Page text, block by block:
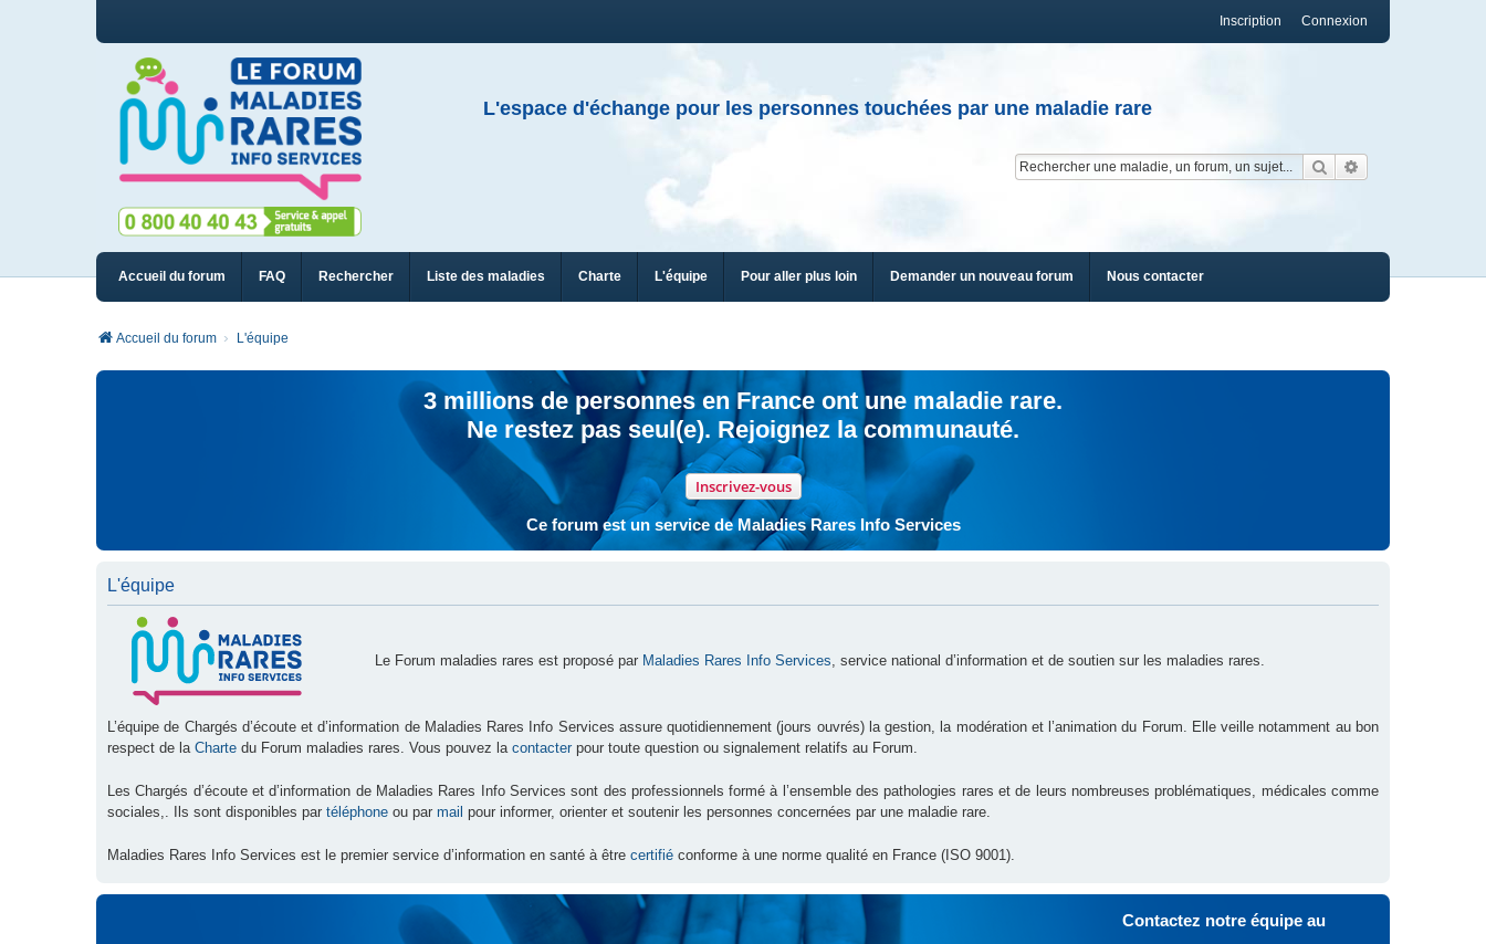
Connexion
Inscription
L'espace d'échange pour les personnes touchées par une maladie rare
Rechercher
Accueil du forum FAQ Rechercher Liste des maladies Charte L'équipe Pour aller plus loin Demander un nouveau forum Nous contacter
Accueil du forum L'équipe
3 millions de personnes en France ont une maladie rare.
Ne restez pas seul(e). Rejoignez la communauté.
Inscrivez-vous
Ce forum est un service de Maladies Rares Info Services
L'équipe
Le Forum maladies rares est proposé par Maladies Rares Info Services, service national d’information et de soutien sur les maladies rares.
L’équipe de Chargés d’écoute et d’information de Maladies Rares Info Services assure quotidiennement (jours ouvrés) la gestion, la modération et l’animation du Forum. Elle veille notamment au bon
respect de la Charte du Forum maladies rares. Vous pouvez la contacter pour toute question ou signalement relatifs au Forum.
Les Chargés d’écoute et d’information de Maladies Rares Info Services sont des professionnels formé à l’ensemble des pathologies rares et de leurs nombreuses problématiques, médicales comme
sociales,. Ils sont disponibles par téléphone ou par mail pour informer, orienter et soutenir les personnes concernées par une maladie rare.
Maladies Rares Info Services est le premier service d’information en santé à être certifié conforme à une norme qualité en France (ISO 9001).
Contactez notre équipe au